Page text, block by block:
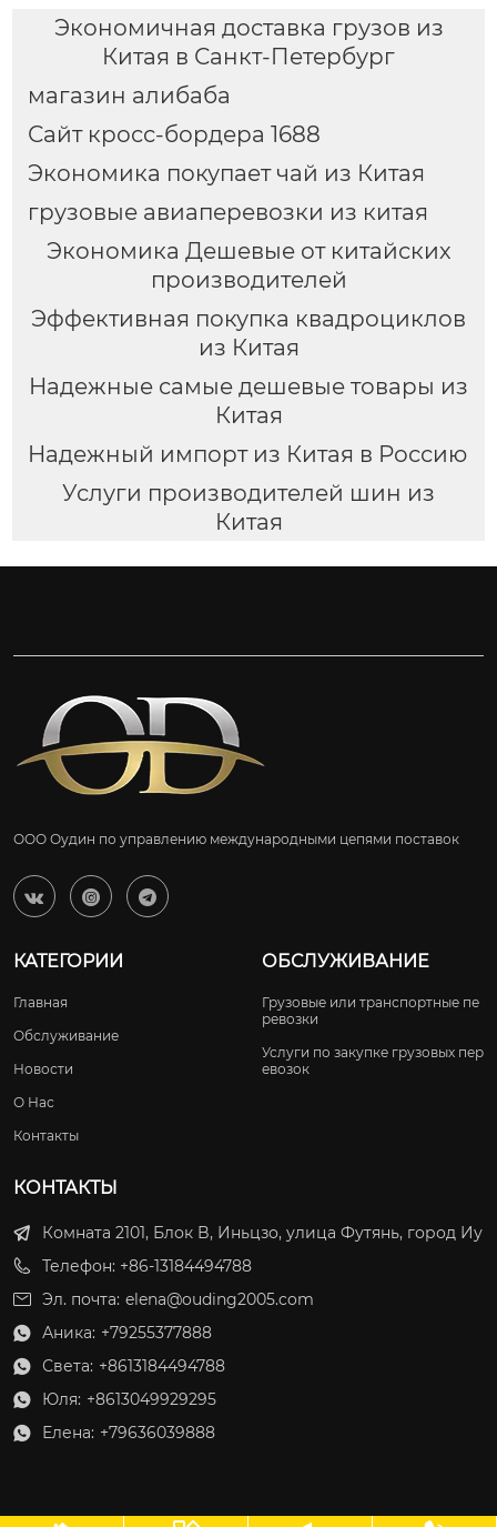
Экономичная доставка грузов из
Китая в Санкт-Петербург
магазин алибаба
Сайт кросс-бордера 1688
Экономика покупает чай из Китая
грузовые авиаперевозки из китая
Экономика Дешевые от китайских
производителей
Эффективная покупка квадроциклов
из Китая
Надежные самые дешевые товары из
Китая
Надежный импорт из Китая в Россию
Услуги производителей шин из
Китая
ООО Оудин по управлению международными цепями поставок
  
КАТЕГОРИИ
Главная
Обслуживание
Новости
О Нас
Контакты
ОБСЛУЖИВАНИЕ
Грузовые или транспортные пе
ревозки
Услуги по закупке грузовых пер
евозок
КОНТАКТЫ
Комната 2101, Блок B, Иньцзо, улица Футянь, город Иу
Телефон: +86-13184494788
Эл. почта: elena@ouding2005.com
 Аника: +79255377888
 Света: +8613184494788
 Юля: +8613049929295
 Елена: +79636039888